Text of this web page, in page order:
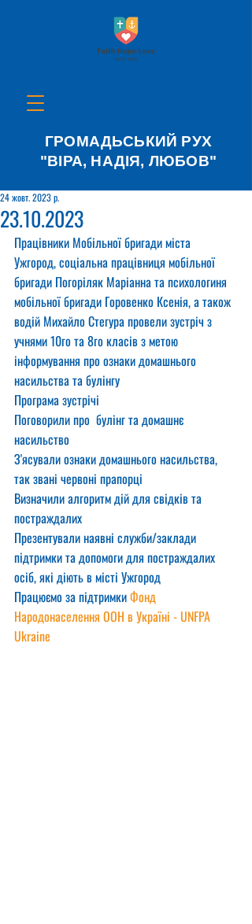
ГРОМАДЬСЬКИЙ РУХ
"ВІРА, НАДІЯ, ЛЮБОВ"
23.10.2023
24 жовт. 2023 р.
Працівники Мобільної бригади міста
Ужгород, соціальна працівниця мобільної
бригади Погоріляк Маріанна та психологиня
мобільної бригади Горовенко Ксенія, а також
водій Михайло Стегура провели зустріч з
учнями 10го та 8го класів з метою
інформування про ознаки домашнього
насильства та булінгу
Програма зустрічі
Поговорили про  булінг та домашнє
насильство
З'ясували ознаки домашнього насильства,
так звані червоні прапорці
Визначили алгоритм дій для свідків та
постраждалих
Презентували наявні служби/заклади
підтримки та допомоги для постраждалих
осіб, які діють в місті Ужгород
Працюємо за підтримки Фонд
Народонаселення ООН в Україні - UNFPA
Ukraine